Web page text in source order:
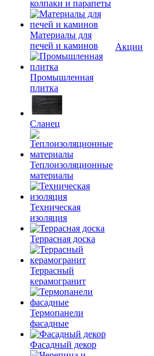
колпаки и парапеты
Материалы для
печей и каминов
Промышленная
плитка
Сланец
Теплоизоляционные
материалы
Техническая
изоляция
Террасная доска
Террасный
керамогранит
Термопанели
фасадные
Фасадный декор
Акции